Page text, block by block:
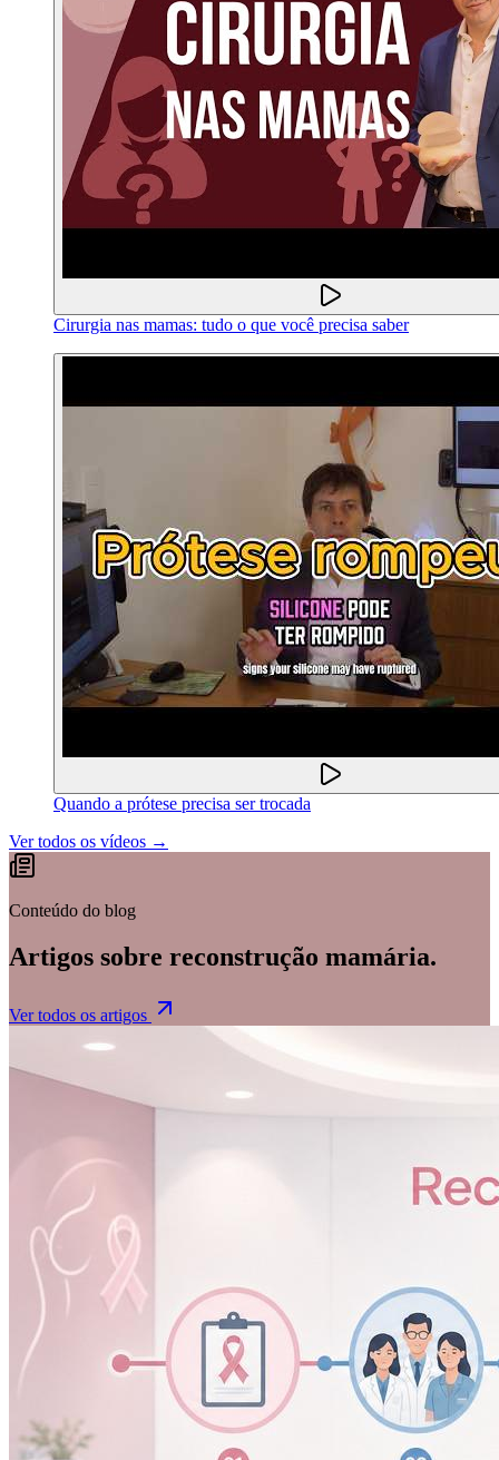
Cirurgia nas mamas: tudo o que você precisa saber
Quando a prótese precisa ser trocada
Ver todos os vídeos →
Conteúdo do blog
Artigos sobre reconstrução mamária.
Ver todos os artigos